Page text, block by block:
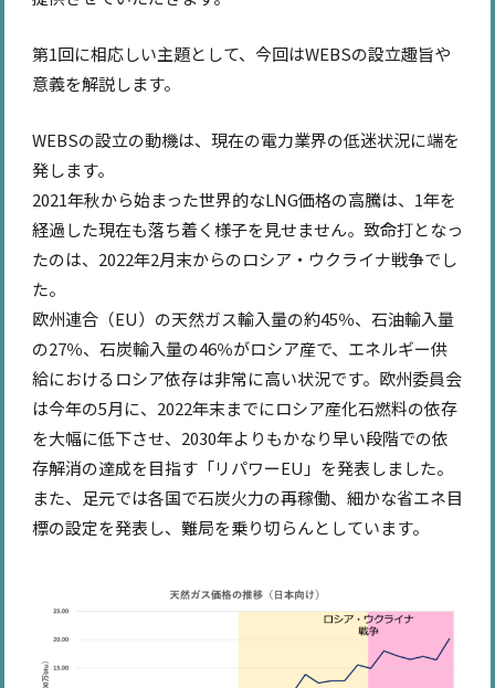
第1回に相応しい主題として、今回はWEBSの設立趣旨や
意義を解説します。
WEBSの設立の動機は、現在の電力業界の低迷状況に端を
発します。
2021年秋から始まった世界的なLNG価格の高騰は、1年を
経過した現在も落ち着く様子を見せません。致命打となっ
たのは、2022年2月末からのロシア・ウクライナ戦争でし
た。
欧州連合（EU）の天然ガス輸入量の約45％、石油輸入量
の27％、石炭輸入量の46％がロシア産で、エネルギー供
給におけるロシア依存は非常に高い状況です。欧州委員会
は今年の5月に、2022年末までにロシア産化石燃料の依存
を大幅に低下させ、2030年よりもかなり早い段階での依
存解消の達成を目指す「リパワーEU」を発表しました。
また、足元では各国で石炭火力の再稼働、細かな省エネ目
標の設定を発表し、難局を乗り切らんとしています。